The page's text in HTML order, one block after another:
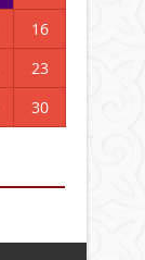
16
23
30